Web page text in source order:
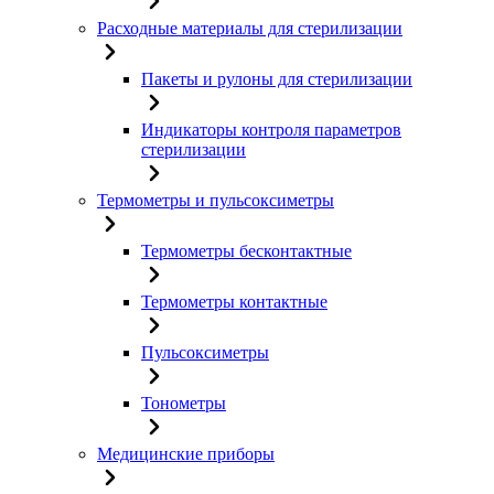
Расходные материалы для стерилизации
Пакеты и рулоны для стерилизации
Индикаторы контроля параметров
стерилизации
Термометры и пульсоксиметры
Термометры бесконтактные
Термометры контактные
Пульсоксиметры
Тонометры
Медицинские приборы